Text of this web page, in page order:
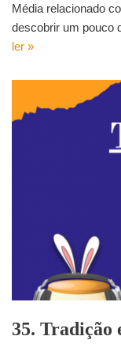
Média relacionado
descobrir um pouco
ler »
35. Tradição